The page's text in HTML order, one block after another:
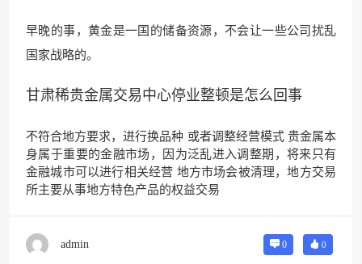
早晚的事，黄金是一国的储备资源，不会让一些公司扰乱
国家战略的。
甘肃稀贵金属交易中心停业整顿是怎么回事
不符合地方要求，进行换品种 或者调整经营模式 贵金属本
身属于重要的金融市场，因为泛乱进入调整期，将来只有
金融城市可以进行相关经营 地方市场会被清理，地方交易
所主要从事地方特色产品的权益交易
admin 0 0